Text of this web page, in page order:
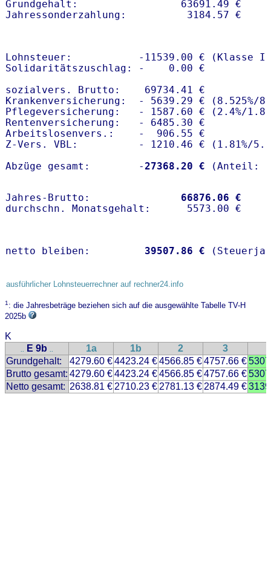
Grundgehalt:                 63691.49 €
Lohnsteuer:           -11539.00 € (Klasse I)
Solidaritätszuschlag: -    0.00 €
sozialvers. Brutto:    69734.41 €
Krankenversicherung:  - 5639.29 € (8.525%/
Pflegeversicherung:   - 1587.60 € (2.4%/
Rentenversicherung:   - 6485.30 €
Arbeitslosenvers.:    -  906.55 €
Z-Vers. VBL:          - 1210.46 € ( 1.81%/
Abzüge gesamt:        -27368.20 €
Jahres-Brutto: 66876.06 €
netto bleiben: 39507.86 €
ausführlicher Lohnsteuerrechner auf rechner24.info
1: die Jahresbeträge beziehen sich auf die ausgewählte Tabelle TV-H
2025b
K
.. E 9b .. 1a 1b 2 3
Grundgehalt:
4279.60 €4423.24 €4566.85 €4757.66 €
Brutto gesamt: 4279.60 €4423.24 €4566.85 €4757.66 €
Netto gesamt: 2638.81 € 2710.23 € 2781.13 € 2874.49 €